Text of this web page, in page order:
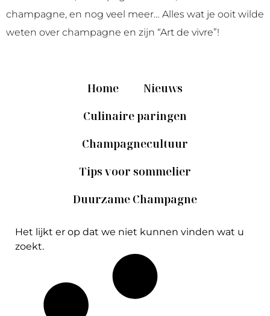
champagne, en nog veel meer… Alles wat je ooit wilde
weten over champagne en zijn “Art de vivre”!
Home
Nieuws
Culinaire paringen
Champagnecultuur
Tips voor sommelier
Duurzame Champagne
Het lijkt er op dat we niet kunnen vinden wat u
zoekt.